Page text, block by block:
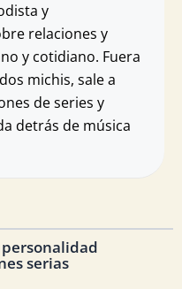
y
relaciones y
y cotidiano. Fuera
michis, sale a
de series y
detrás de música
serias